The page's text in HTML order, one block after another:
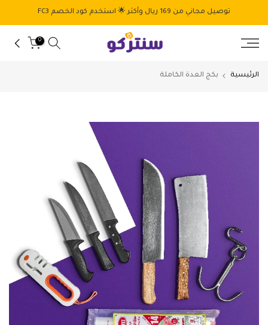
إلى
المحتوى
توصيل مجاني من 169 ريال وأكثر 🌟 استخدم كود الخصم FC3
0
الرئيسية بكج العدة الكاملة